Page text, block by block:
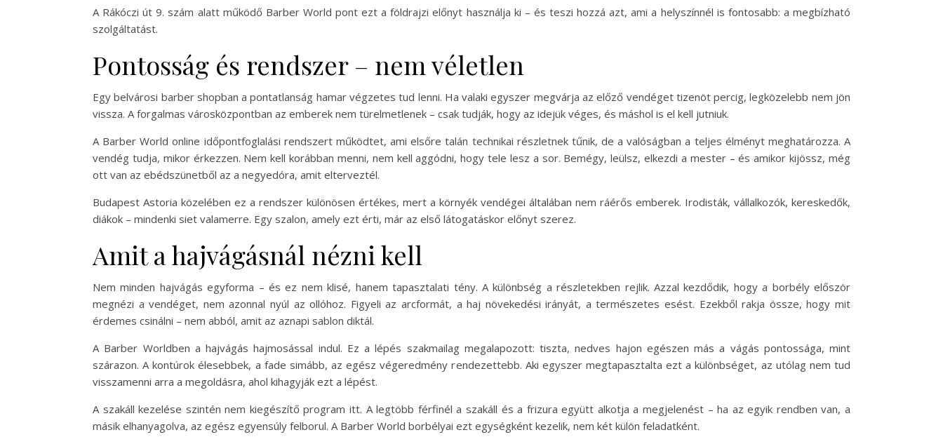
A Rákóczi út 9. szám alatt működő Barber World pont ezt a földrajzi előnyt használja ki – és teszi hozzá azt, ami a helyszínnél is fontosabb: a megbízható
szolgáltatást.
Pontosság és rendszer – nem véletlen
Egy belvárosi barber shopban a pontatlanság hamar végzetes tud lenni. Ha valaki egyszer megvárja az előző vendéget tizenöt percig, legközelebb nem jön
vissza. A forgalmas városközpontban az emberek nem türelmetlenek – csak tudják, hogy az idejük véges, és máshol is el kell jutniuk.
A Barber World online időpontfoglalási rendszert működtet, ami elsőre talán technikai részletnek tűnik, de a valóságban a teljes élményt meghatározza. A
vendég tudja, mikor érkezzen. Nem kell korábban menni, nem kell aggódni, hogy tele lesz a sor. Bemégy, leülsz, elkezdi a mester – és amikor kijössz, még
ott van az ebédszünetből az a negyedóra, amit elterveztél.
Budapest Astoria közelében ez a rendszer különösen értékes, mert a környék vendégei általában nem ráérős emberek. Irodisták, vállalkozók, kereskedők,
diákok – mindenki siet valamerre. Egy szalon, amely ezt érti, már az első látogatáskor előnyt szerez.
Amit a hajvágásnál nézni kell
Nem minden hajvágás egyforma – és ez nem klisé, hanem tapasztalati tény. A különbség a részletekben rejlik. Azzal kezdődik, hogy a borbély először
megnézi a vendéget, nem azonnal nyúl az ollóhoz. Figyeli az arcformát, a haj növekedési irányát, a természetes esést. Ezekből rakja össze, hogy mit
érdemes csinálni – nem abból, amit az aznapi sablon diktál.
A Barber Worldben a hajvágás hajmosással indul. Ez a lépés szakmailag megalapozott: tiszta, nedves hajon egészen más a vágás pontossága, mint
szárazon. A kontúrok élesebbek, a fade simább, az egész végeredmény rendezettebb. Aki egyszer megtapasztalta ezt a különbséget, az utólag nem tud
visszamenni arra a megoldásra, ahol kihagyják ezt a lépést.
A szakáll kezelése szintén nem kiegészítő program itt. A legtöbb férfinél a szakáll és a frizura együtt alkotja a megjelenést – ha az egyik rendben van, a
másik elhanyagolva, az egész egyensúly felborul. A Barber World borbélyai ezt egységként kezelik, nem két külön feladatként.